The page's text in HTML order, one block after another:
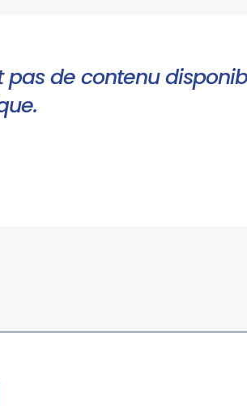
pas de contenu